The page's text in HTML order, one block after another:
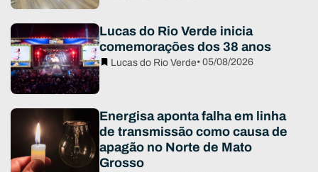
Lucas do Rio Verde inicia
comemorações dos 38 anos
Lucas do Rio Verde• 05/08/2026
Energisa aponta falha em linha
de transmissão como causa de
apagão no Norte de Mato
Grosso